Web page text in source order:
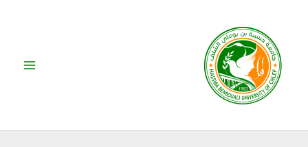
المحتوى